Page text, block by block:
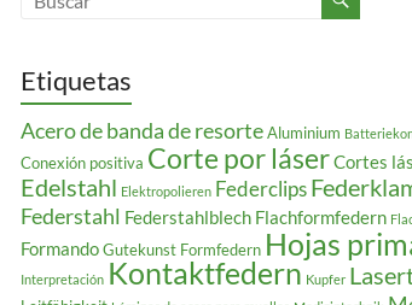
Etiquetas
Acero de banda de resorteAluminium
Conexión positiva Corte por láserCortes
Edelstahl Elektropolieren Federclips
Federstahl Federstahlblech Flachformfedern
FormandoGutekunst Formfedern Hojas
Interpretación Kontaktfedern Kupfer